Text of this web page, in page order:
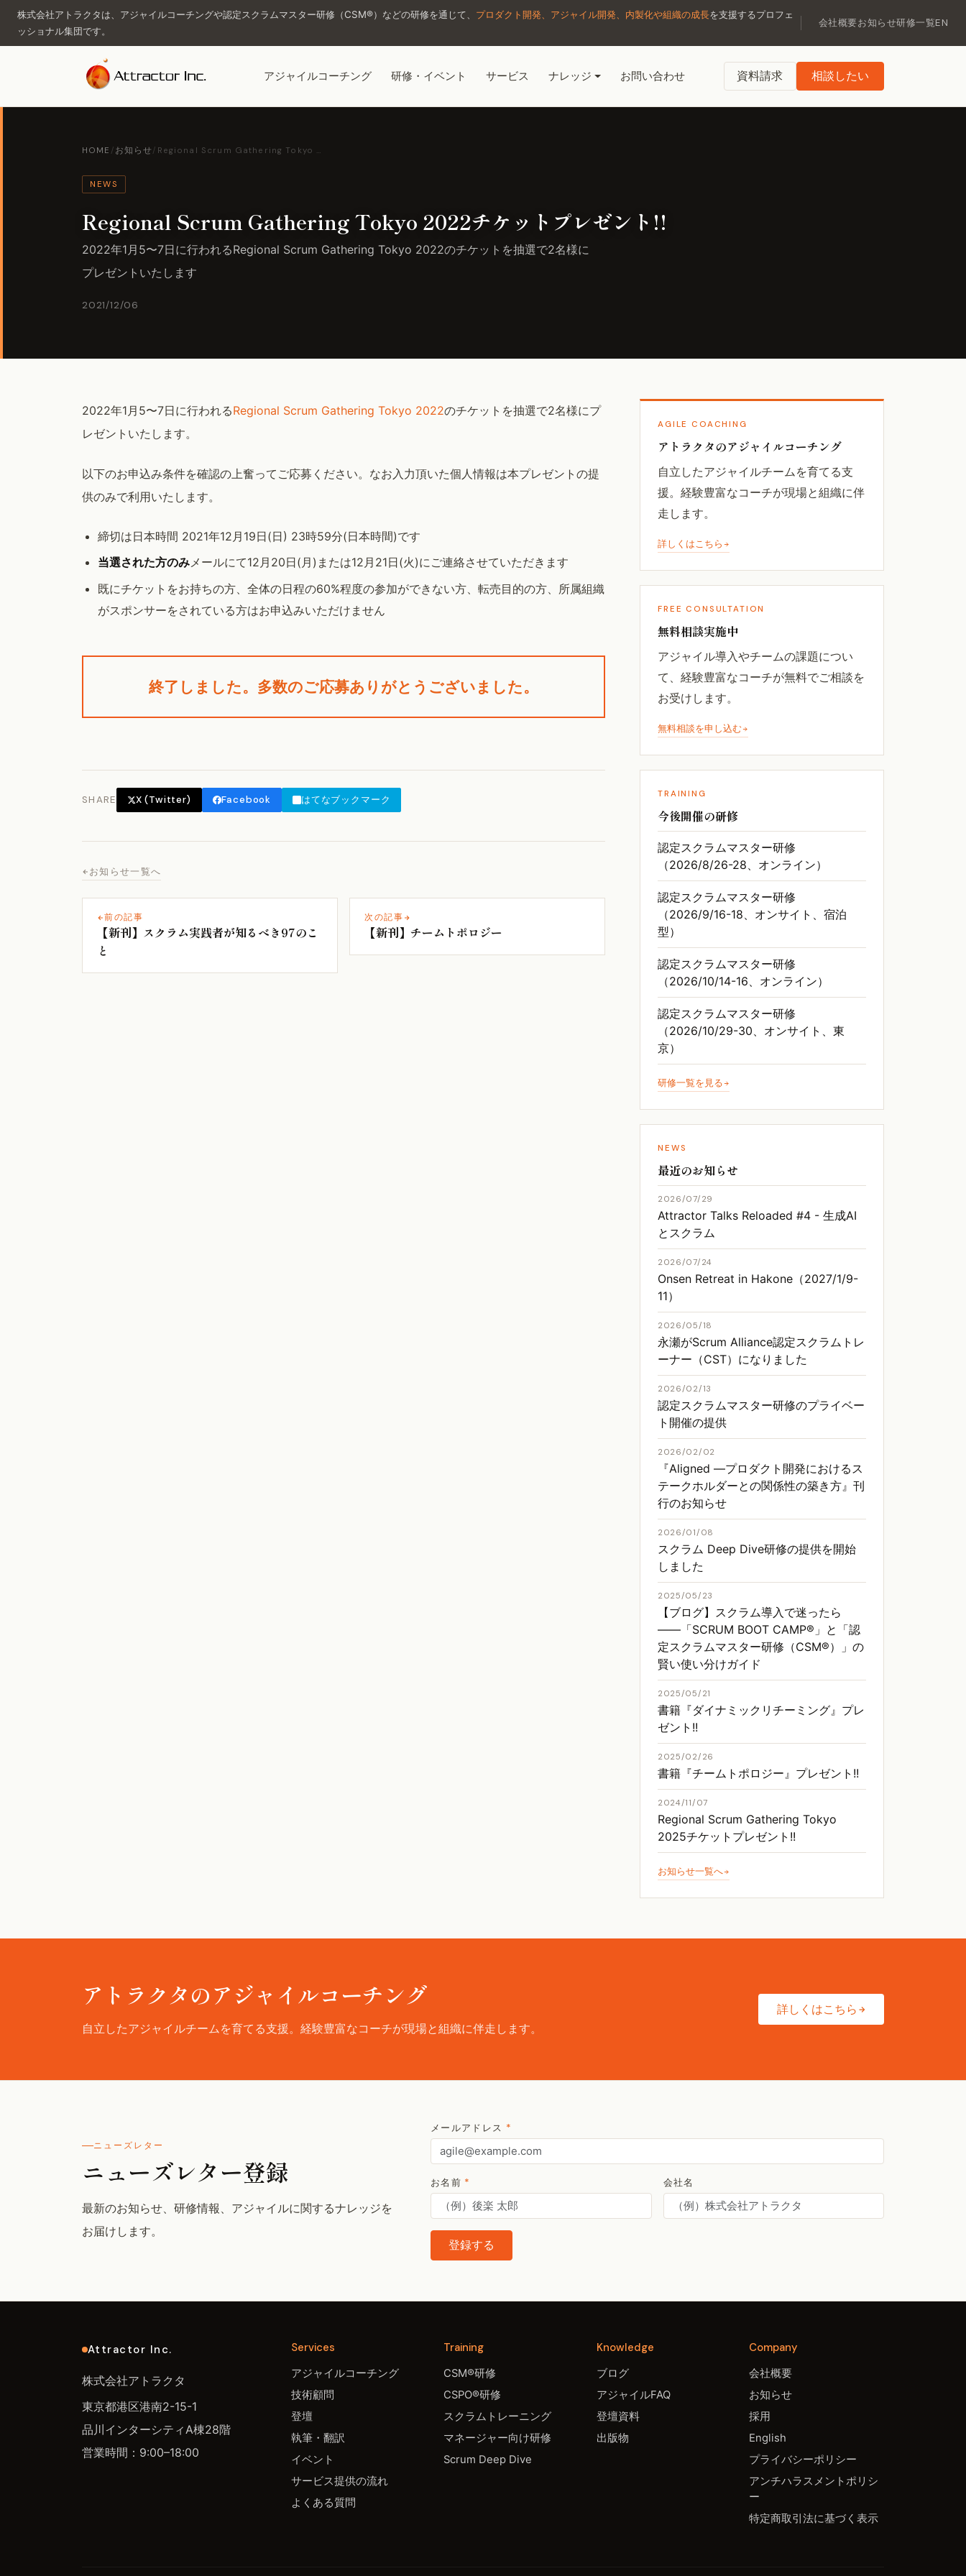
株式会社アトラクタは、アジャイルコーチングや認定スクラムマスター研修（CSM®）などの研修を通じて、 プロダクト開発、アジャイル開発、内製化や組織の成長を支援するプロフェ
ッショナル集団です。
会社概要お知らせ研修一覧EN
アジャイルコーチング 研修・イベント サービス ナレッジ お問い合わせ 資料請求 相談したい
HOME / お知らせ / Regional Scrum Gathering Tokyo …
NEWS
Regional Scrum Gathering Tokyo 2022チケットプレゼント!!
2022年1月5〜7日に行われるRegional Scrum Gathering Tokyo 2022のチケットを抽選で2名様に
プレゼントいたします
2021/12/06
2022年1月5〜7日に行われるRegional Scrum Gathering Tokyo 2022のチケットを抽選で2名様にプ
レゼントいたします。
以下のお申込み条件を確認の上奮ってご応募ください。なお入力頂いた個人情報は本プレゼントの提
供のみで利用いたします。
締切は日本時間 2021年12月19日(日) 23時59分(日本時間)です
当選された方のみメールにて12月20日(月)または12月21日(火)にご連絡させていただきます
既にチケットをお持ちの方、全体の日程の60%程度の参加ができない方、転売目的の方、所属組織
がスポンサーをされている方はお申込みいただけません
終了しました。多数のご応募ありがとうございました。
SHARE X (Twitter) Facebook はてなブックマーク
お知らせ一覧へ
前の記事
【新刊】スクラム実践者が知るべき97のこ
と
次の記事
【新刊】チームトポロジー
AGILE COACHING
アトラクタのアジャイルコーチング
自立したアジャイルチームを育てる支
援。経験豊富なコーチが現場と組織に伴
走します。
詳しくはこちら
FREE CONSULTATION
無料相談実施中
アジャイル導入やチームの課題につい
て、経験豊富なコーチが無料でご相談を
お受けします。
無料相談を申し込む
TRAINING
今後開催の研修
認定スクラムマスター研修
（2026/8/26-28、オンライン）
認定スクラムマスター研修
（2026/9/16-18、オンサイト、宿泊
型）
認定スクラムマスター研修
（2026/10/14-16、オンライン）
認定スクラムマスター研修
（2026/10/29-30、オンサイト、東
京）
研修一覧を見る
NEWS
最近のお知らせ
2026/07/29
Attractor Talks Reloaded #4 - 生成AI
とスクラム
2026/07/24
Onsen Retreat in Hakone（2027/1/9-
11）
2026/05/18
永瀬がScrum Alliance認定スクラムトレ
ーナー（CST）になりました
2026/02/13
認定スクラムマスター研修のプライベー
ト開催の提供
2026/02/02
『Aligned ―プロダクト開発におけるス
テークホルダーとの関係性の築き方』刊
行のお知らせ
2026/01/08
スクラム Deep Dive研修の提供を開始
しました
2025/05/23
【ブログ】スクラム導入で迷ったら
――「SCRUM BOOT CAMP®」と「認
定スクラムマスター研修（CSM®）」の
賢い使い分けガイド
2025/05/21
書籍『ダイナミックリチーミング』プレ
ゼント!!
2025/02/26
書籍『チームトポロジー』プレゼント!!
2024/11/07
Regional Scrum Gathering Tokyo
2025チケットプレゼント!!
お知らせ一覧へ
アトラクタのアジャイルコーチング
自立したアジャイルチームを育てる支援。経験豊富なコーチが現場と組織に伴走します。
詳しくはこちら
ニューズレター
ニューズレター登録
最新のお知らせ、研修情報、アジャイルに関するナレッジを
お届けします。
メールアドレス *
お名前 * 会社名
登録する
Attractor Inc.
株式会社アトラクタ
東京都港区港南2-15-1
品川インターシティA棟28階
営業時間：9:00–18:00
Services
アジャイルコーチング
技術顧問
登壇
執筆・翻訳
イベント
サービス提供の流れ
よくある質問
Training
CSM®研修
CSPO®研修
スクラムトレーニング
マネージャー向け研修
Scrum Deep Dive
Knowledge
ブログ
アジャイルFAQ
登壇資料
出版物
Company
会社概要
お知らせ
採用
English
プライバシーポリシー
アンチハラスメントポリシ
ー
特定商取引法に基づく表示